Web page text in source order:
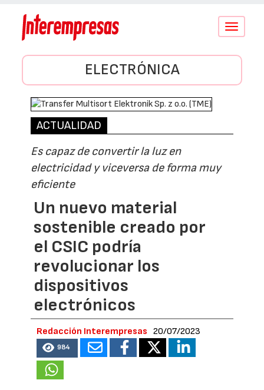
Conmutar
ELECTRÓNICA
ACTUALIDAD
Es capaz de convertir la luz en
electricidad y viceversa de forma muy
eficiente
Un nuevo material
sostenible creado por
el CSIC podría
revolucionar los
dispositivos
electrónicos
Redacción Interempresas 20/07/2023
984